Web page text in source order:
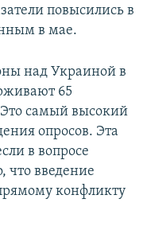
повысились в
в мае.
над Украиной в
65
Это самый высокий
опросов. Эта
в вопросе
что введение
конфликту